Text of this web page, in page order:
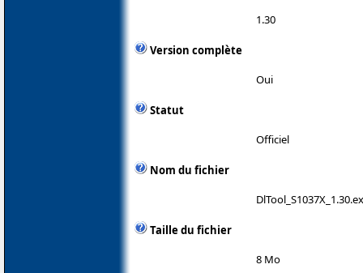
1.30
Version complète
Oui
Statut
Officiel
Nom du fichier
Taille du fichier
8 Mo